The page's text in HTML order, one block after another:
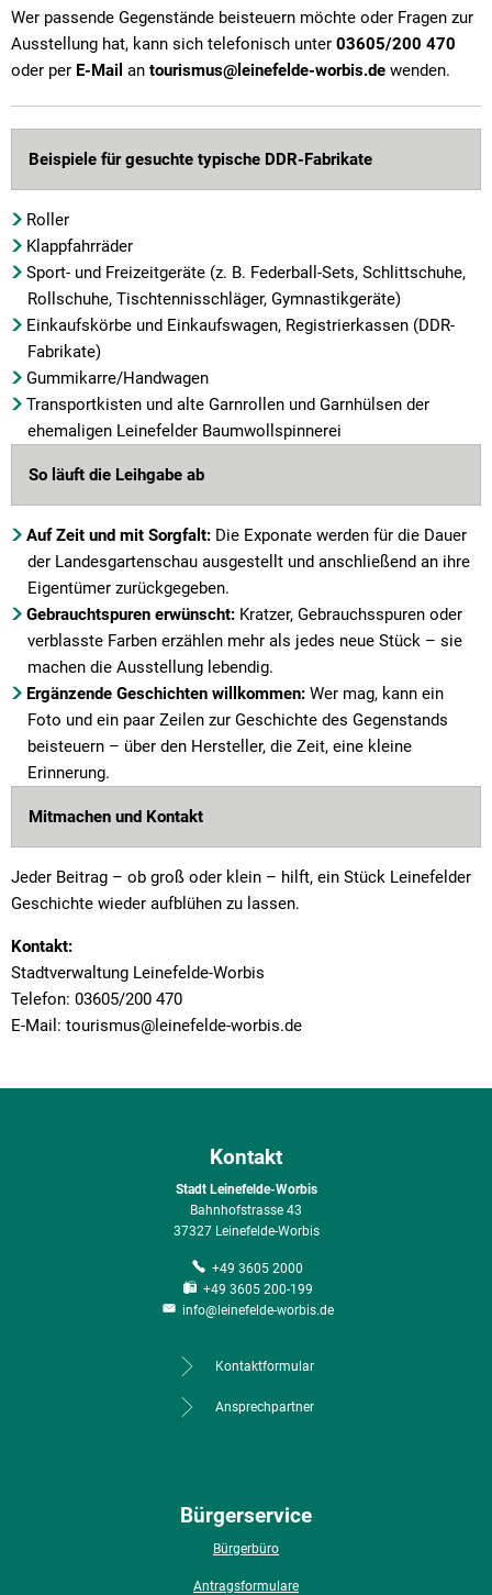
Wer passende Gegenstände beisteuern möchte oder Fragen zur
Ausstellung hat, kann sich telefonisch unter 03605/200 470
oder per E-Mail an tourismus@leinefelde-worbis.de wenden.
Beispiele für gesuchte typische DDR-Fabrikate
Roller
Klappfahrräder
Sport- und Freizeitgeräte (z. B. Federball-Sets, Schlittschuhe,
Rollschuhe, Tischtennisschläger, Gymnastikgeräte)
Einkaufskörbe und Einkaufswagen, Registrierkassen (DDR-
Fabrikate)
Gummikarre/Handwagen
Transportkisten und alte Garnrollen und Garnhülsen der
ehemaligen Leinefelder Baumwollspinnerei
So läuft die Leihgabe ab
Auf Zeit und mit Sorgfalt: Die Exponate werden für die Dauer
der Landesgartenschau ausgestellt und anschließend an ihre
Eigentümer zurückgegeben.
Gebrauchtspuren erwünscht: Kratzer, Gebrauchsspuren oder
verblasste Farben erzählen mehr als jedes neue Stück – sie
machen die Ausstellung lebendig.
Ergänzende Geschichten willkommen: Wer mag, kann ein
Foto und ein paar Zeilen zur Geschichte des Gegenstands
beisteuern – über den Hersteller, die Zeit, eine kleine
Erinnerung.
Mitmachen und Kontakt
Jeder Beitrag – ob groß oder klein – hilft, ein Stück Leinefelder
Geschichte wieder aufblühen zu lassen.
Kontakt:
Stadtverwaltung Leinefelde-Worbis
Telefon: 03605/200 470
E-Mail: tourismus@leinefelde-worbis.de
Kontakt
Stadt Leinefelde-Worbis
Bahnhofstrasse 43
37327 Leinefelde-Worbis
+49 3605 2000
+49 3605 200-199
info@leinefelde-worbis.de
Kontaktformular
Ansprechpartner
Bürgerservice
Bürgerbüro
Antragsformulare